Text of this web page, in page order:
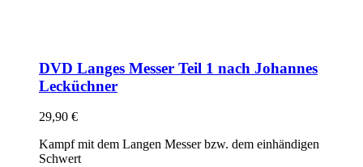
DVD Langes Messer Teil 1 nach Johannes
Lecküchner
29,90 €
Kampf mit dem Langen Messer bzw. dem einhändigen
Schwert